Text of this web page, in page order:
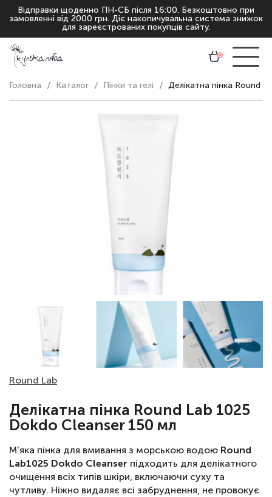
Відправки щоденно ПН-СБ після 16:00. Безкоштовно при
замовленні від 2000 грн. Діє накопичувальна система знижок
для зареєстрованих покупців сайту.
0
Головна Каталог Пінки та гелі Делікатна пінка Round
Round Lab
Делікатна пінка Round Lab 1025
Dokdo Cleanser 150 мл
М'яка пінка для вмивання з морською водою Round
Lab1025 Dokdo Cleanser підходить для делікатного
очищення всіх типів шкіри, включаючи суху та
чутливу. Ніжно видаляє всі забруднення, не провокує